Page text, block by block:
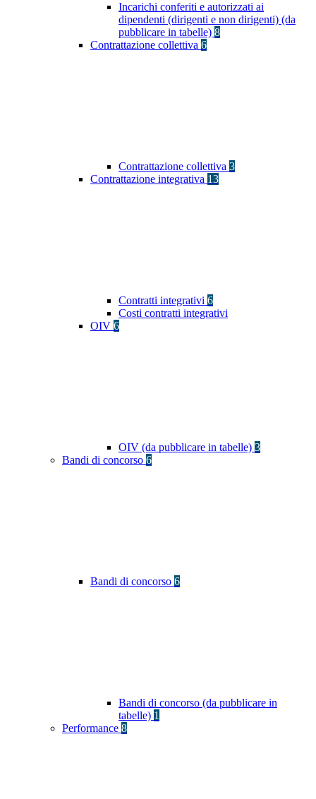
Incarichi conferiti e autorizzati ai
dipendenti (dirigenti e non dirigenti) (da
pubblicare in tabelle) 8
Contrattazione collettiva 6
Contrattazione collettiva 3
Contrattazione integrativa 13
Contratti integrativi 6
Costi contratti integrativi
OIV 6
OIV (da pubblicare in tabelle) 3
Bandi di concorso 6
Bandi di concorso 6
Bandi di concorso (da pubblicare in
tabelle) 1
Performance 8